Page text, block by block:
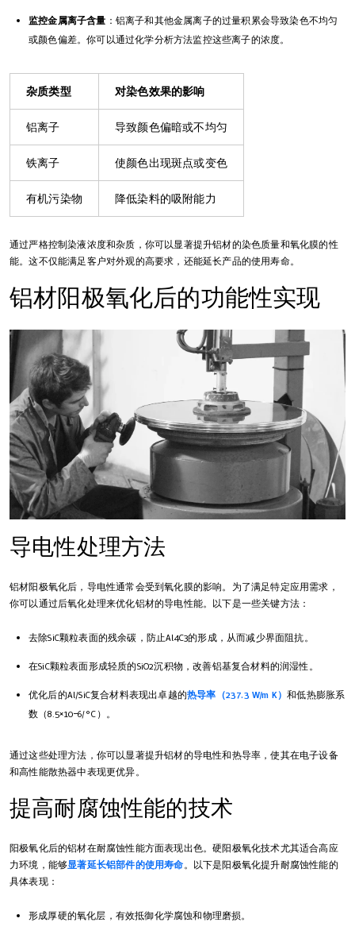
监控金属离子含量 ：铝离子和其他金属离子的过量积累会导致染色不均匀
或颜色偏差。你可以通过化学分析方法监控这些离子的浓度。
杂质类型 对染色效果的影响
铝离子 导致颜色偏暗或不均匀
铁离子 使颜色出现斑点或变色
有机污染物 降低染料的吸附能力
通过严格控制染液浓度和杂质，你可以显著提升铝材的染色质量和氧化膜的性
能。这不仅能满足客户对外观的高要求，还能延长产品的使用寿命。
铝材阳极氧化后的功能性实现
导电性处理方法
铝材阳极氧化后，导电性通常会受到氧化膜的影响。为了满足特定应用需求，
你可以通过后氧化处理来优化铝材的导电性能。以下是一些关键方法：
去除SiC颗粒表面的残余碳，防止Al4C3的形成，从而减少界面阻抗。
在SiC颗粒表面形成轻质的SiO2沉积物，改善铝基复合材料的润湿性。
优化后的Al/SiC复合材料表现出卓越的热导率（237.3 W/m K）和低热膨胀系
数（8.5×10−6/°C）。
通过这些处理方法，你可以显著提升铝材的导电性和热导率，使其在电子设备
和高性能散热器中表现更优异。
提高耐腐蚀性能的技术
阳极氧化后的铝材在耐腐蚀性能方面表现出色。硬阳极氧化技术尤其适合高应
力环境，能够显著延长铝部件的使用寿命。以下是阳极氧化提升耐腐蚀性能的
具体表现：
形成厚硬的氧化层，有效抵御化学腐蚀和物理磨损。